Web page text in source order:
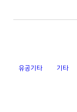
유공기타 기타